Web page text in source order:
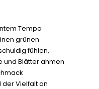
Tempo
grünen
fühlen,
und Blätter ahmen
Vielfalt an